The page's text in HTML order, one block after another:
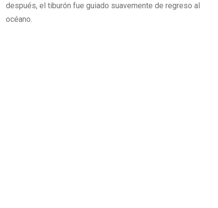
después, el tiburón fue guiado suavemente de regreso al
océano.